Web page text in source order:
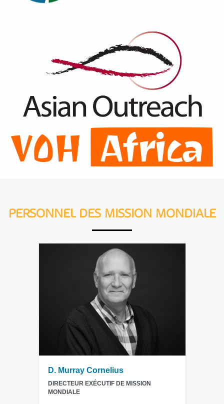
PERSONNEL DES MISSION MONDIALE
D. Murray Cornelius
DIRECTEUR EXÉCUTIF DE MISSION
MONDIALE